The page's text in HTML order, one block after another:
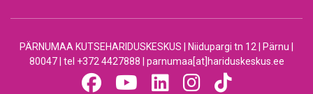
PÄRNUMAA KUTSEHARIDUSKESKUS | Niidupargi tn 12 | Pärnu |
80047 | tel +372 4427888 | parnumaa[at]hariduskeskus.ee